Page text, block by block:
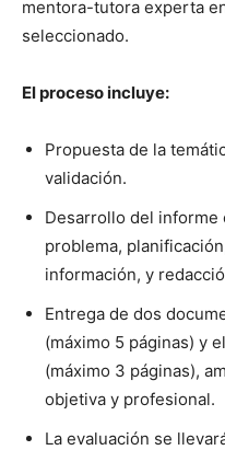
mentora-tutora experta
seleccionado.
El proceso incluye:
Propuesta de la
validación.
Desarrollo del informe
problema,
información, y
Entrega de dos
(máximo 5 páginas) y
(máximo 3 páginas),
objetiva y profesional.
La evaluación se